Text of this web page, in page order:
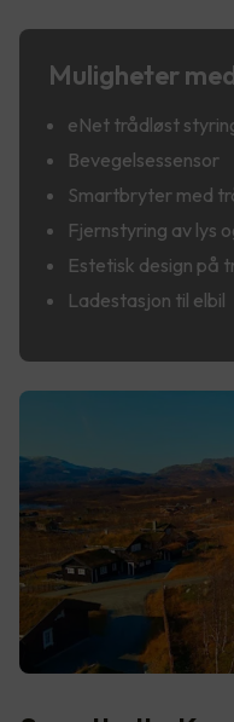
Muligheter
eNet trådløst
Bevegelsessensor
Smartbryter med
Fjernstyring av lys
Estetisk design på
Ladestasjon til elbil